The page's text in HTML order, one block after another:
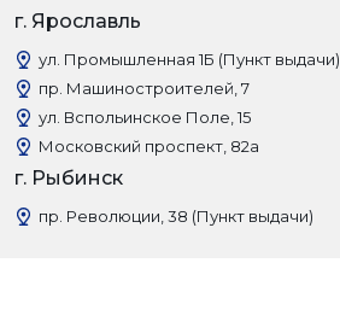
г. Ярославль
ул. Промышленная 1Б (Пункт выдачи)
пр. Машиностроителей, 7
ул. Вспольинское Поле, 15
Московский проспект, 82а
г. Рыбинск
пр. Революции, 38 (Пункт выдачи)